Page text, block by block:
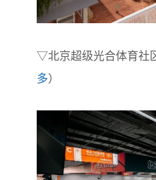
▽北京超级光合体育社
多）